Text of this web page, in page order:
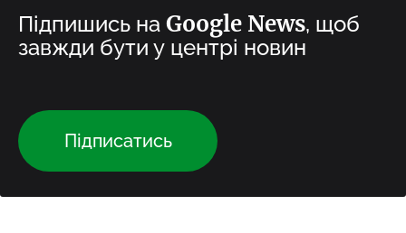
Підпишись на Google News, щоб
завжди бути у центрі новин
Підписатись